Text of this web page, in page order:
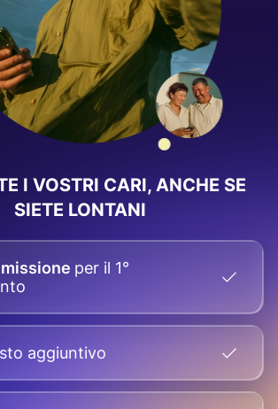
I VOSTRI CARI, ANCHE SE
SIETE LONTANI
per il 1°
aggiuntivo